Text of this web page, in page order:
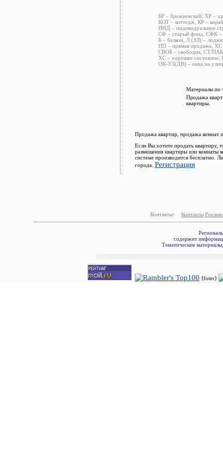
БР – брежневский, ХР –
КОТ – коттедж, КР –
ИНД – индивидуальное
СФ – старый фонд, СФК –
Б – балкон, Л (ЗЛ) –
ПП – прямая продажа, ХС
СВОБ – свободна, СТ/ПАК
ХС – хорошее
ОК-УЛ(ДВ) – окна на
Материалы по
Продажа
квартиры.
Продажа квартир, продажа комнат
Если Вы хотите продать квартиру,
размещения квартиры или комнаты
системе производится бесплатно.
города. Регистрация
Контакты: Контакты
содержит
Тематические
{foter}